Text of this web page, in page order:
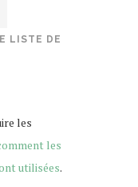
LISTE DE
les
les
utilisées.